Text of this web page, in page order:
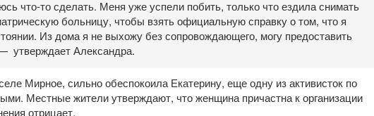
что-то сделать. Меня уже успели побить, только что ездила снимать
больницу, чтобы взять официальную справку о том, что я
Из дома я не выхожу без сопровождающего, могу предоставить
утверждает Александра.
Мирное, сильно обеспокоила Екатерину, еще одну из активисток по
Местные жители утверждают, что женщина причастна к организации
отрицает.